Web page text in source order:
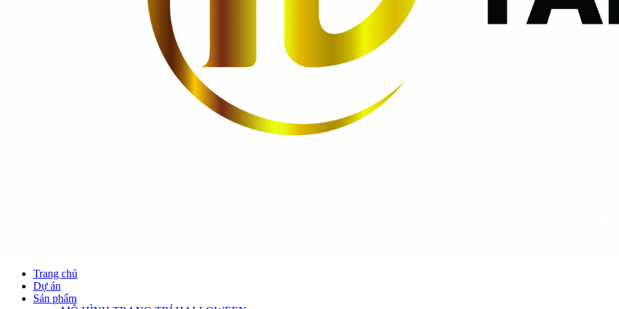
Trang chủ
Dự án
Sản phẩm